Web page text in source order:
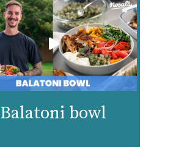
Balatoni bowl